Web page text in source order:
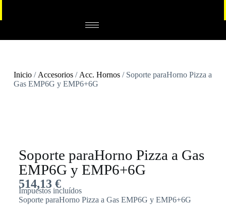
Inicio/ Accesorios/ Acc. Hornos/ Soporte paraHorno Pizza a
Gas EMP6G y EMP6+6G
Soporte paraHorno Pizza a Gas
EMP6G y EMP6+6G
514,13 €
Impuestos incluídos
Soporte paraHorno Pizza a Gas EMP6G y EMP6+6G